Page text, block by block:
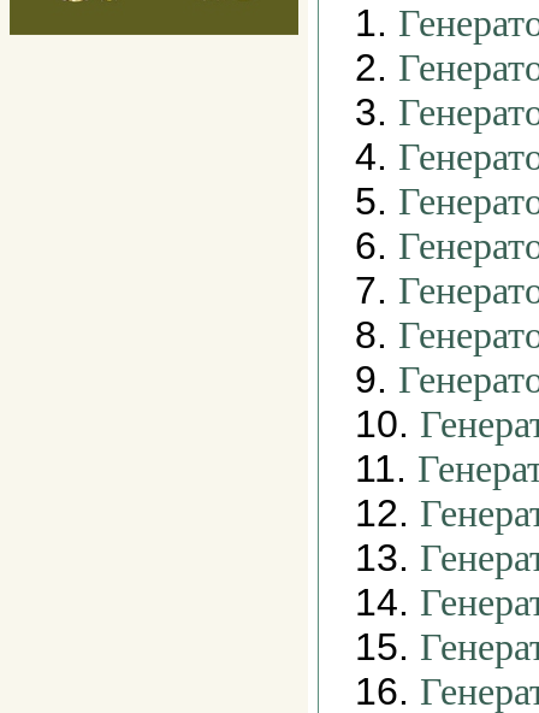
1.
2.
3.
4.
5.
6.
7.
8.
9.
10.
11.
12.
13.
14.
15.
16.